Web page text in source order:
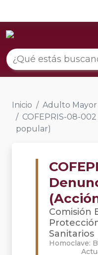
Inicio
Adulto Mayor
COFEPRIS-08-
popular)
Comisión
Sanitarios
Homoclave: